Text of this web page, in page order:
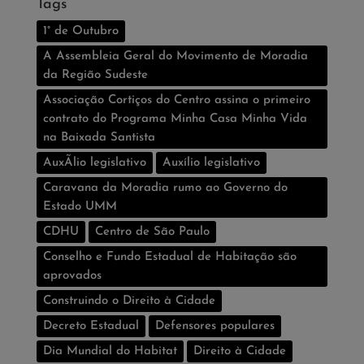
Tags
1° de Outubro
A Assembleia Geral do Movimento de Moradia
da Região Sudeste
Associação Cortiços do Centro assina o primeiro
contrato do Programa Minha Casa Minha Vida
na Baixada Santista
AuxÃ­lio legislativo Auxí­lio legislativo
Caravana da Moradia rumo ao Governo do
Estado UMM
CDHU Centro de São Paulo
Conselho e Fundo Estadual de Habitação são
aprovados
Construindo o Direito à Cidade
Decreto Estadual Defensores populares
Dia Mundial do Habitat Direito à Cidade